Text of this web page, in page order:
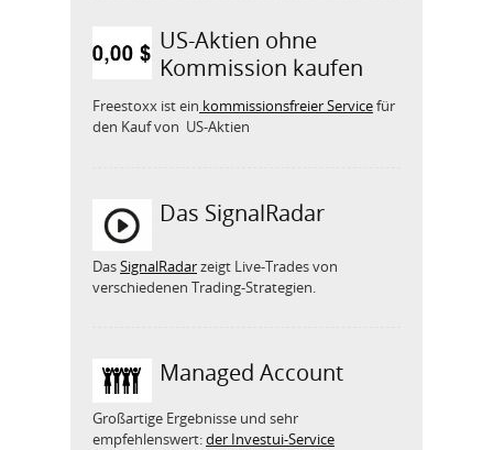
US-Aktien ohne
Kommission kaufen
Freestoxx ist ein kommissionsfreier Servicefür
den Kauf von US-Aktien
Das SignalRadar
DasSignalRadarzeigt Live-Trades von
verschiedenen Trading-Strategien.
Managed Account
Großartige Ergebnisse und sehr
empfehlenswert:der Investui-Service